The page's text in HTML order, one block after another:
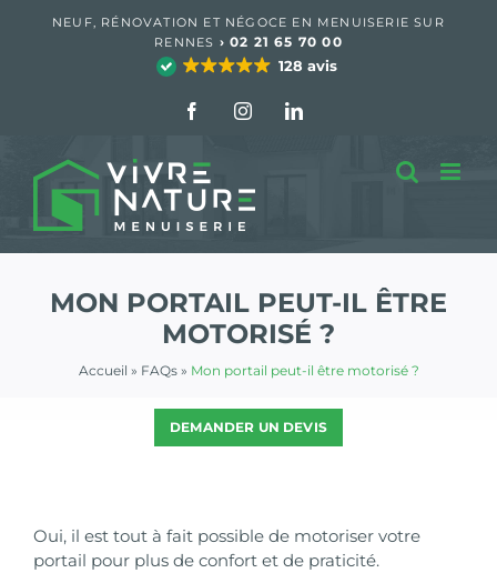
NEUF, RÉNOVATION ET NÉGOCE EN MENUISERIE SUR
RENNES › 02 21 65 70 00
128 avis
FacebookInstagramLinkedIn
MON PORTAIL PEUT-IL ÊTRE
MOTORISÉ ?
Accueil » FAQs» Mon portail peut-il être motorisé ?
DEMANDER UN DEVIS
Oui, il est tout à fait possible de motoriser votre
portail pour plus de confort et de praticité.